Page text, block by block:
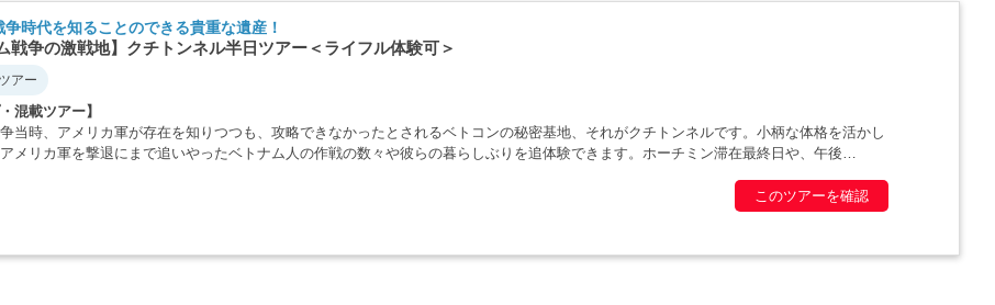
時代を知ることのできる貴重な遺産！
戦争の激戦地】クチトンネル半日ツアー＜ライフル体験可＞
アー
混載ツアー】
当時、アメリカ軍が存在を知りつつも、攻略できなかったとされるベトコンの秘密基地、それがクチトンネルです。小柄な体格を活かし
メリカ軍を撃退にまで追いやったベトナム人の作戦の数々や彼らの暮らしぶりを追体験できます。ホーチミン滞在最終日や、午後
このツアーを確認